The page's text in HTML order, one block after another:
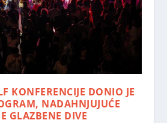
KONFERENCIJE DONIO JE
NADAHNJUJUĆE
GLAZBENE DIVE